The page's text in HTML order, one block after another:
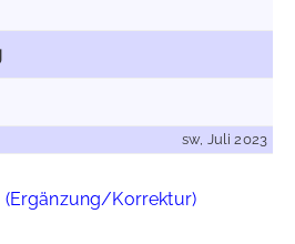
sw, Juli 2023
(Ergänzung/Korrektur)